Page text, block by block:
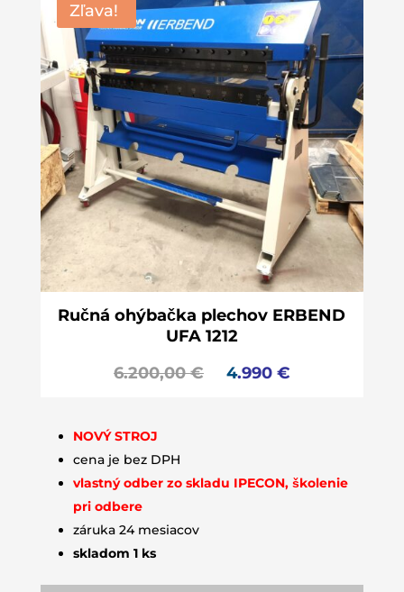
Zľava!
Ručná ohýbačka plechov ERBEND
UFA 1212
6.200,00€ 4.990 €
NOVÝ STROJ
cena je bez DPH
vlastný odber zo skladu IPECON, školenie
pri odbere
záruka 24 mesiacov
skladom 1 ks